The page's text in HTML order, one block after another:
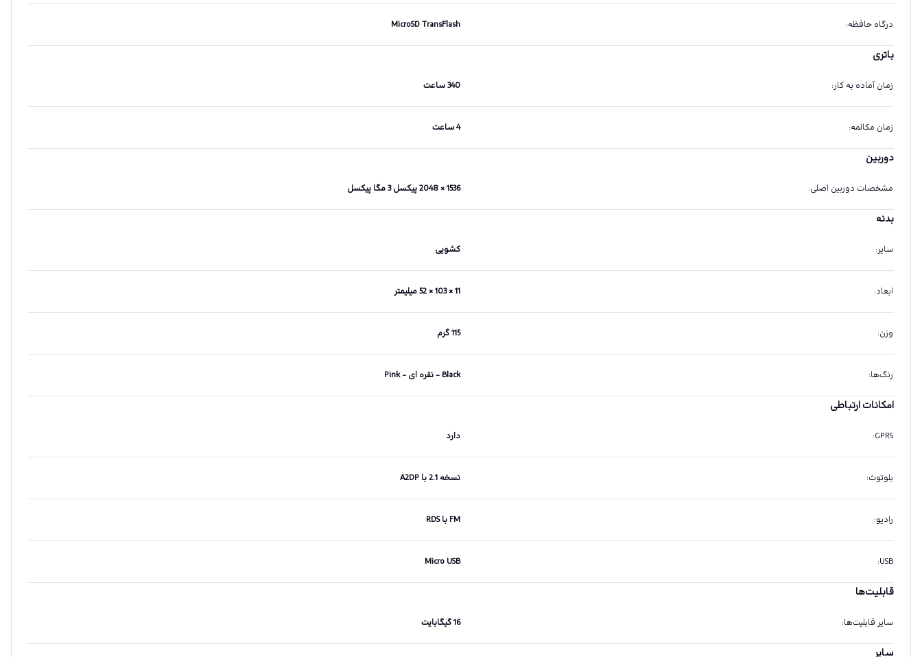
درگاه حافظه:
MicroSD TransFlash
باتری
زمان آماده به کار: 340 ساعت
زمان مکالمه: 4 ساعت
دوربین
مشخصات دوربین اصلی: 1536 × 2048 پیکسل 3 مگا پیکسل
بدنه
سایر: کشویی
ابعاد: 11 × 103 × 52 میلیمتر
وزن: 115 گرم
رنگ‌ها: Black - نقره ای - Pink
امکانات ارتباطی
GPRS
: دارد
بلوتوث: نسخه 2.1 با A2DP
رادیو: FM با RDS
USB
:
Micro USB
قابلیت‌ها
سایر قابلیت‌ها: 16 گیگابایت
سایر